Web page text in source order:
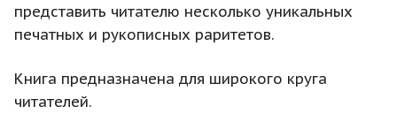
представить читателю несколько уникальных
печатных и рукописных раритетов.
Книга предназначена для широкого круга
читателей.